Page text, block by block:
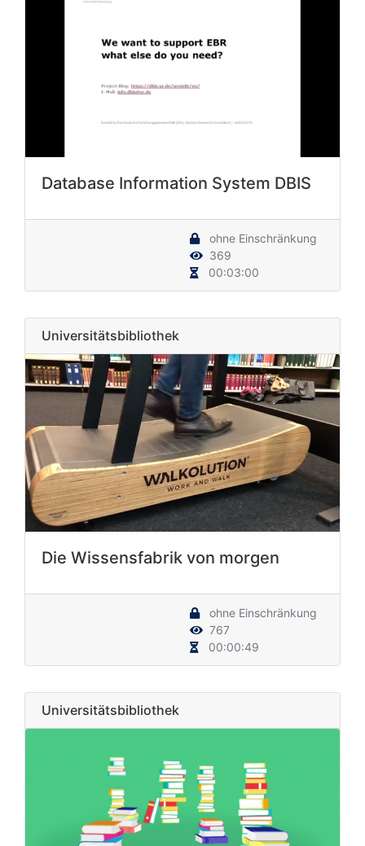
Database Information System DBIS
ohne Einschränkung
369
00:03:00
Universitätsbibliothek
Die Wissensfabrik von morgen
ohne Einschränkung
767
00:00:49
Universitätsbibliothek